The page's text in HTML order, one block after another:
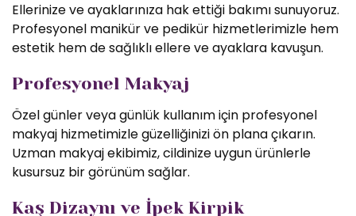
Ellerinize ve ayaklarınıza hak ettiği bakımı sunuyoruz.
Profesyonel manikür ve pedikür hizmetlerimizle hem
estetik hem de sağlıklı ellere ve ayaklara kavuşun.
Profesyonel Makyaj
Özel günler veya günlük kullanım için profesyonel
makyaj hizmetimizle güzelliğinizi ön plana çıkarın.
Uzman makyaj ekibimiz, cildinize uygun ürünlerle
kusursuz bir görünüm sağlar.
Kaş Dizaynı ve İpek Kirpik